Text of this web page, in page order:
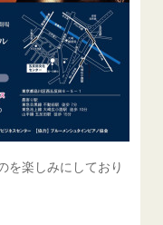
を楽しみにしており